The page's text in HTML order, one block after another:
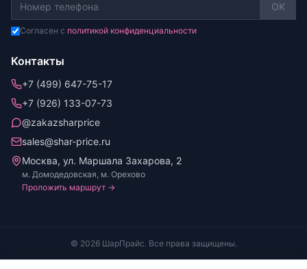
OK
Согласен с политикой конфиденциальности
Контакты
+7 (499) 647-75-17
+7 (926) 133-07-73
@zakazsharprice
sales@shar-price.ru
Москва, ул. Маршала Захарова, 2
м. Домодедовская, м. Орехово
Проложить маршрут →
© 2026 ШарПрайс. Все права защищены.